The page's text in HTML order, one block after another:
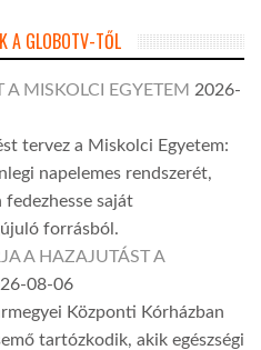
A GLOBOTV-TŐL
MISKOLCI EGYETEM 2026-
tervez a Miskolci Egyetem:
napelemes rendszerét,
fedezhesse saját
forrásból.
A HAZAJUTÁST A
08-06
Központi Kórházban
tartózkodik, akik egészségi